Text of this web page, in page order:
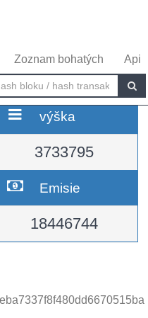
Zoznam bohatých Api
výška
3733795
Emisie
18446744